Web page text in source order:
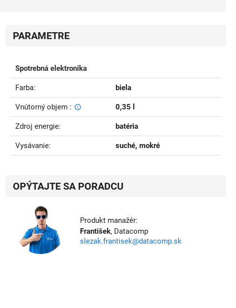
PARAMETRE
Spotrebná elektronika
Farba biela
Vnútorný objem 0,35 l
Zdroj energie batéria
Vysávanie suché, mokré
OPÝTAJTE SA PORADCU
Produkt manažér:
František, Datacomp
slezak.frantisek@datacomp.sk